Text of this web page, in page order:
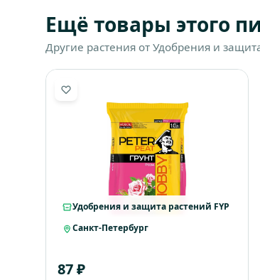
Ещё товары этого
Другие растения от Удобрения и
Удобрения и защита растений FYP
Санкт-Петербург
87 ₽